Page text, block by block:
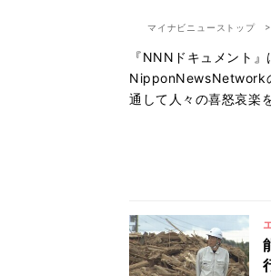
マイナビニューストップ
『NNNドキュメント
NipponNewsNetwork
通して人々の喜怒哀楽